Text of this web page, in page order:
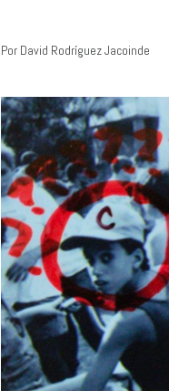
Por David Rodríguez Jacoinde